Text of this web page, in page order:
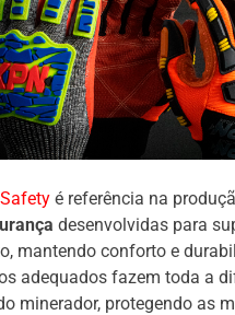
é referência na
desenvolvidas para
mantendo conforto e
adequados fazem toda a
minerador, protegendo as